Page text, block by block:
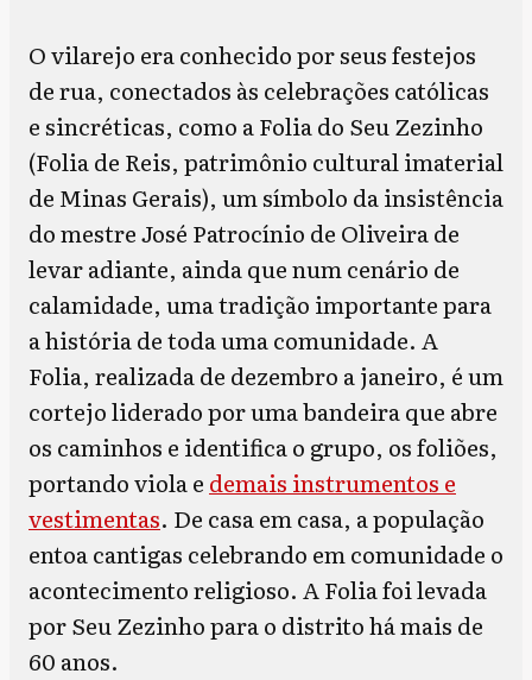
O vilarejo era conhecido por seus festejos
de rua, conectados às celebrações católicas
e sincréticas, como a Folia do Seu Zezinho
(Folia de Reis, patrimônio cultural imaterial
de Minas Gerais), um símbolo da insistência
do mestre José Patrocínio de Oliveira de
levar adiante, ainda que num cenário de
calamidade, uma tradição importante para
a história de toda uma comunidade. A
Folia, realizada de dezembro a janeiro, é um
cortejo liderado por uma bandeira que abre
os caminhos e identifica o grupo, os foliões,
portando viola e demais instrumentos e
vestimentas. De casa em casa, a população
entoa cantigas celebrando em comunidade o
acontecimento religioso. A Folia foi levada
por Seu Zezinho para o distrito há mais de
60 anos.